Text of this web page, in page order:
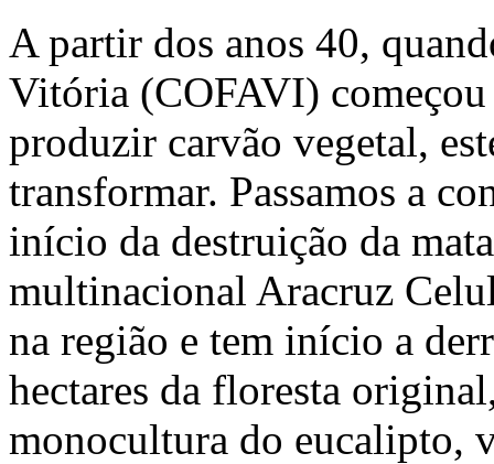
A partir dos anos 40,
Vitória (COFAVI) começou
produzir carvão vegetal,
transformar. Passamos a
início da destruição da
multinacional Aracruz
na região e tem início a
hectares da floresta
monocultura do eucalipto,